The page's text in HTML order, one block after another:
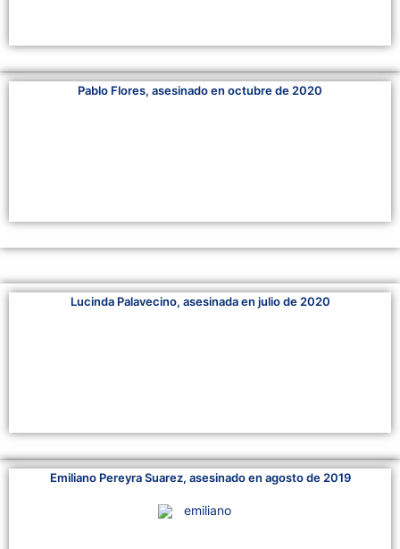
Pablo Flores, asesinado en octubre de 2020
Lucinda Palavecino, asesinada en julio de 2020
Emiliano Pereyra Suarez, asesinado en agosto de 2019